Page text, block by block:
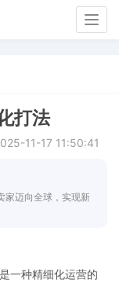
打法
11-17 11:50:41
家迈向全球，实现新
一种精细化运营的